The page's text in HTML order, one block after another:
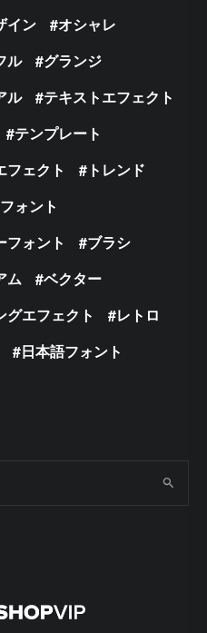
イン
オシャレ
ル
グランジ
ル
テキストエフェクト
テンプレート
フェクト
トレンド
フォント
フォント
ブラシ
ム
ベクター
グエフェクト
レトロ
日本語フォント